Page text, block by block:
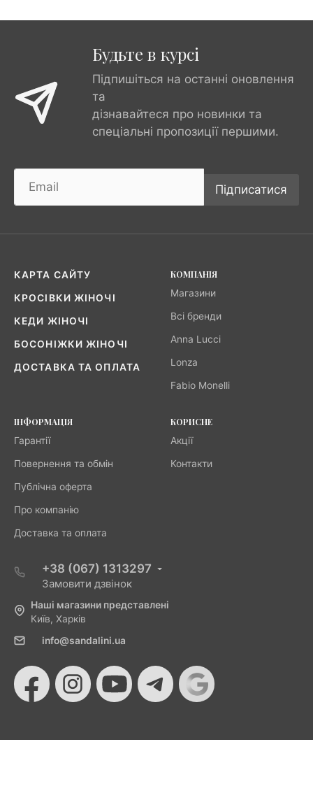
Будьте в курсі
Підпишіться на останні оновлення
та
дізнавайтеся про новинки та
спеціальні пропозиції першими.
Підписатися
КАРТА САЙТУ
КРОСІВКИ ЖІНОЧІ
КЕДИ ЖІНОЧІ
БОСОНІЖКИ ЖІНОЧІ
ДОСТАВКА ТА ОПЛАТА
КОМПАНІЯ
Магазини
Всі бренди
Anna Lucci
Lonza
Fabio Monelli
ІНФОРМАЦІЯ
Гарантії
Повернення та обмін
Публічна оферта
Про компанію
Доставка та оплата
КОРИСНЕ
Акції
Контакти
+38 (067) 1313297
Замовити дзвінок
Наші магазини представлені
Київ, Харків
info@sandalini.ua